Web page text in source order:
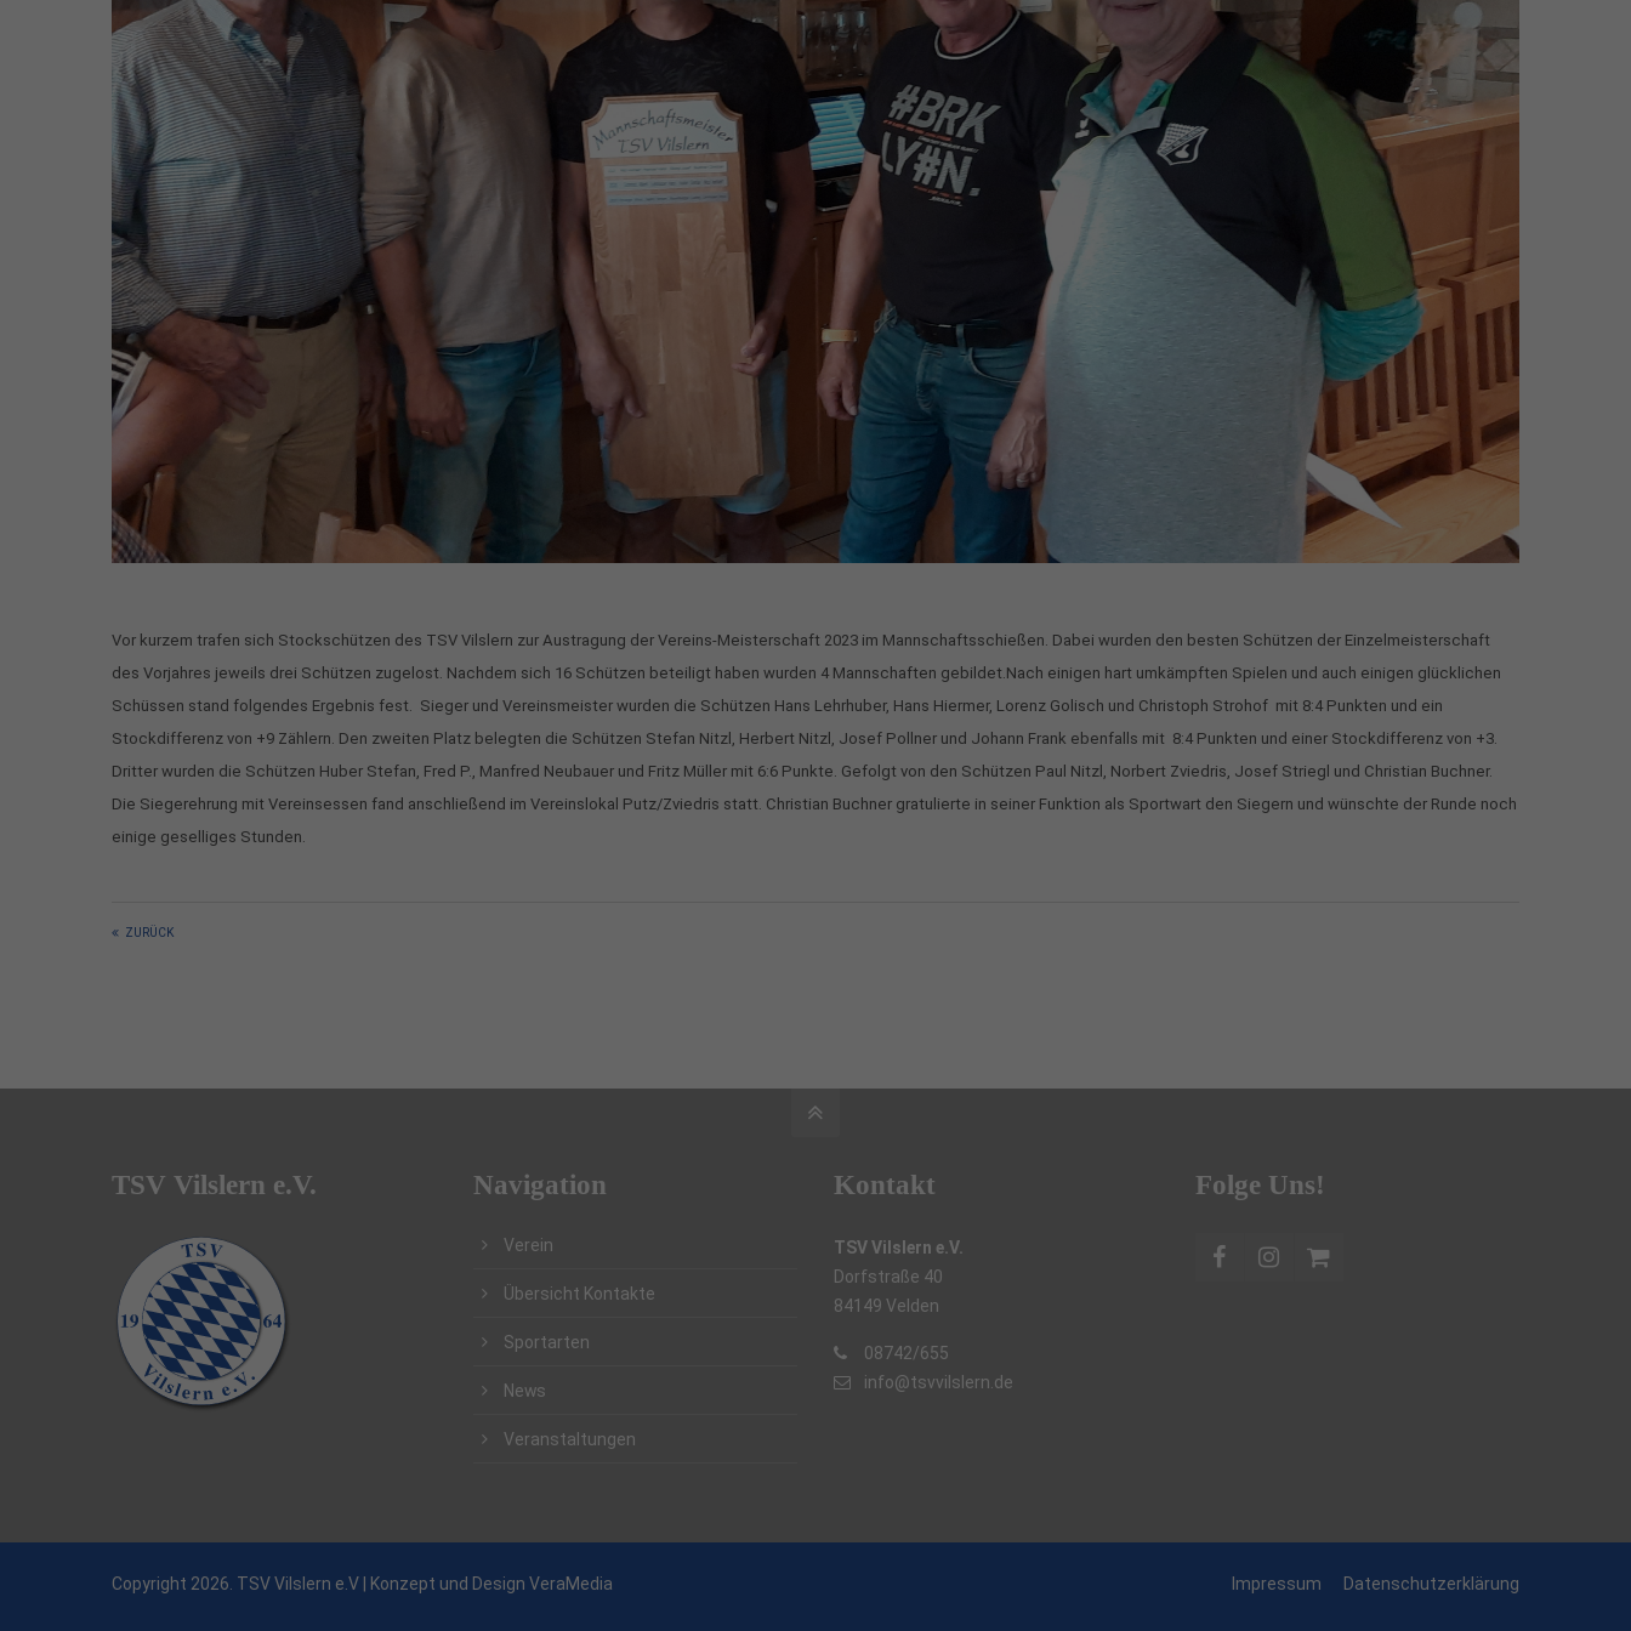
Vor kurzem trafen sich Stockschützen des TSV Vilslern zur Austragung der Vereins-Meisterschaft 2023 im Mannschaftsschießen. Dabei wurden den besten Schützen der Einzelmeisterschaft
des Vorjahres jeweils drei Schützen zugelost. Nachdem sich 16 Schützen beteiligt haben wurden 4 Mannschaften gebildet.Nach einigen hart umkämpften Spielen und auch einigen glücklichen
Schüssen stand folgendes Ergebnis fest. Sieger und Vereinsmeister wurden die Schützen Hans Lehrhuber, Hans Hiermer, Lorenz Golisch und Christoph Strohof mit 8:4 Punkten und ein
Stockdifferenz von +9 Zählern. Den zweiten Platz belegten die Schützen Stefan Nitzl, Herbert Nitzl, Josef Pollner und Johann Frank ebenfalls mit 8:4 Punkten und einer Stockdifferenz von +3.
Dritter wurden die Schützen Huber Stefan, Fred P., Manfred Neubauer und Fritz Müller mit 6:6 Punkte. Gefolgt von den Schützen Paul Nitzl, Norbert Zviedris, Josef Striegl und Christian Buchner.
Die Siegerehrung mit Vereinsessen fand anschließend im Vereinslokal Putz/Zviedris statt. Christian Buchner gratulierte in seiner Funktion als Sportwart den Siegern und wünschte der Runde noch
einige geselliges Stunden.
ZURÜCK
TSV Vilslern e.V. Navigation
Verein
Übersicht Kontakte
Sportarten
News
Veranstaltungen
Kontakt
TSV Vilslern e.V.
Dorfstraße 40
84149 Velden
08742/655
info@tsvvilslern.de
Folge Uns!
Copyright 2026. TSV Vilslern e.V | Konzept und Design VeraMedia Impressum Datenschutzerklärung